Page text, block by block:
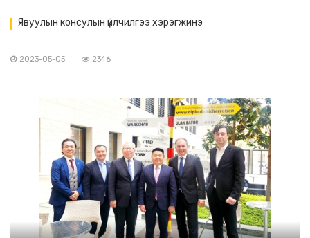
Явуулын консулын үйлчилгээ хэрэгжинэ
2023-05-05 2346